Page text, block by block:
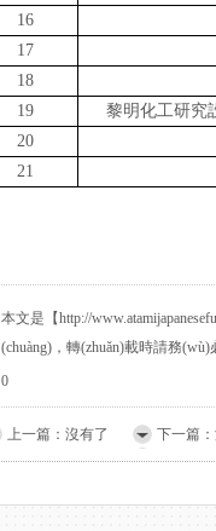
16
17
18
19
黎明化工研究
20
21
本文是【http://
(chuàng)，轉(zhuǎn)載時請務
0
上一篇：沒有了 下一篇